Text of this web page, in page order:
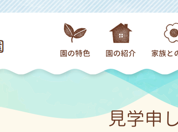
園の特色
園での過ごし方
プール
園の紹介
概要
未就園児
あずかり保育
家族と
父母
パパの
サー
見学申